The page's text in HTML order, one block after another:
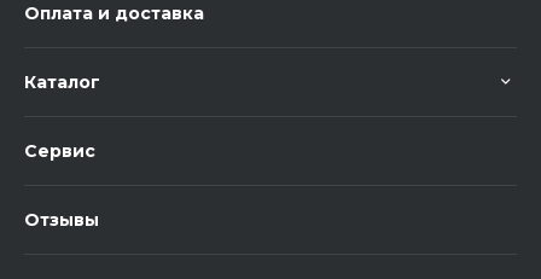
Оплата и доставка
Каталог
Сервис
Отзывы